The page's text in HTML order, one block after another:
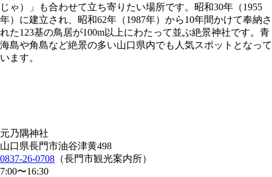
じゃ）」も合わせて立ち寄りたい場所です。昭和30年（1955
年）に建立され、昭和62年（1987年）から10年間かけて奉納さ
れた123基の鳥居が100m以上にわたって並ぶ絶景神社です。青
海島や角島など絶景の多い山口県内でも人気スポットとなって
います。
元乃隅神社
山口県長門市油谷津黄498
0837-26-0708 （長門市観光案内所）
7:00〜16:30